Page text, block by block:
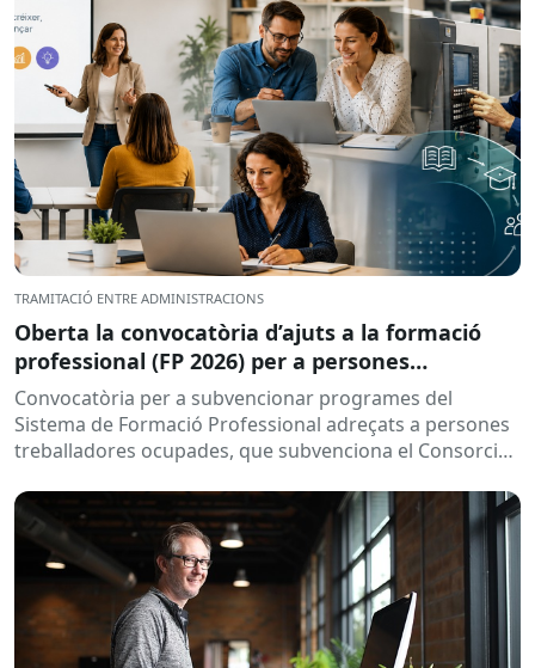
TRAMITACIÓ ENTRE ADMINISTRACIONS
Oberta la convocatòria d’ajuts a la formació
professional (FP 2026) per a persones
treballadores ocupades
Convocatòria per a subvencionar programes del
Sistema de Formació Professional adreçats a persones
treballadores ocupades, que subvenciona el Consorci